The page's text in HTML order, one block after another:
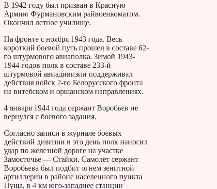
В 1942 году был призван в Красную
Армию Фурмановским райвоенкоматом.
Окончил летное училище.
На фронте с ноября 1943 года. Весь
короткий боевой путь прошел в составе 62-
го штурмового авиаполка. Зимой 1943-
1944 годов полк в составе 233-й
штурмовой авиадивизии поддерживал
действия войск 2-го Белорусского фронта
на витебском и оршанском направлениях.
4 января 1944 года сержант Воробьев не
вернулся с боевого задания.
Согласно записи в журнале боевых
действий дивизии в это день полк наносил
удар по железной дороге на участке
Замосточье — Стайки. Самолет сержант
Воробьева был подбит огнем зенитной
артиллерии в районе населенного пункта
Пуща, в 4 км юго-западнее станции